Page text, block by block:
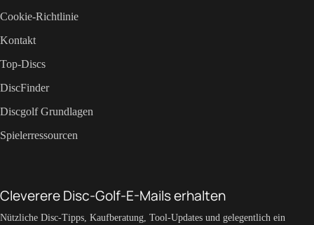
Cookie-Richtlinie
Kontakt
Top-Discs
DiscFinder
Discgolf Grundlagen
Spielerressourcen
Cleverere Disc-Golf-E-Mails erhalten
Nützliche Disc-Tipps, Kaufberatung, Tool-Updates und gelegentlich ein